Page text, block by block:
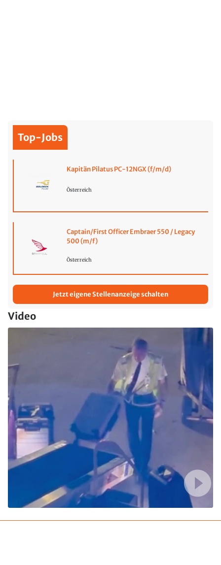
Top-Jobs
Kapitän Pilatus PC-12NGX (f/m/d)
Österreich
Captain/First Officer Embraer 550 / Legacy
500 (m/f)
Österreich
Jetzt eigene Stellenanzeige schalten
Video